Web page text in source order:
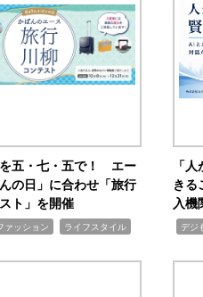
五・七・五で！ エー
の日」に合わせ「旅行
ト」を開催
ァッション ライフスタイル
「
き
入機
デジ